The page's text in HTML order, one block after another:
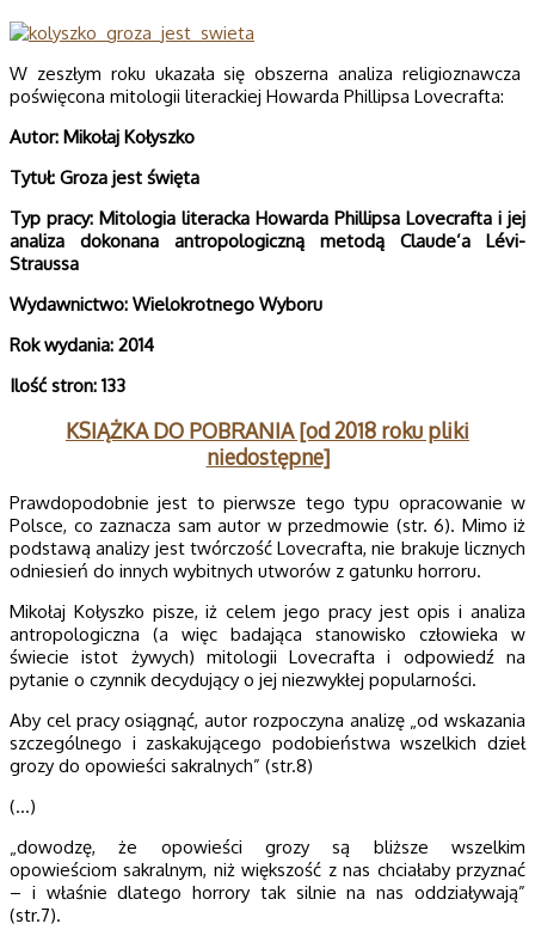
W zeszłym roku ukazała się obszerna analiza religioznawcza
poświęcona mitologii literackiej Howarda Phillipsa Lovecrafta:
Autor: Mikołaj Kołyszko
Tytuł: Groza jest święta
Typ pracy: Mitologia literacka Howarda Phillipsa Lovecrafta i jej
analiza dokonana antropologiczną metodą Claude’a Lévi-
Straussa
Wydawnictwo: Wielokrotnego Wyboru
Rok wydania: 2014
Ilość stron: 133
KSIĄŻKA DO POBRANIA [od 2018 roku pliki
niedostępne]
Prawdopodobnie jest to pierwsze tego typu opracowanie w
Polsce, co zaznacza sam autor w przedmowie (str. 6). Mimo iż
podstawą analizy jest twórczość Lovecrafta, nie brakuje licznych
odniesień do innych wybitnych utworów z gatunku horroru.
Mikołaj Kołyszko pisze, iż celem jego pracy jest opis i analiza
antropologiczna (a więc badająca stanowisko człowieka w
świecie istot żywych) mitologii Lovecrafta i odpowiedź na
pytanie o czynnik decydujący o jej niezwykłej popularności.
Aby cel pracy osiągnąć, autor rozpoczyna analizę „od wskazania
szczególnego i zaskakującego podobieństwa wszelkich dzieł
grozy do opowieści sakralnych” (str.8)
(…)
„dowodzę, że opowieści grozy są bliższe wszelkim
opowieściom sakralnym, niż większość z nas chciałaby przyznać
– i właśnie dlatego horrory tak silnie na nas oddziaływają”
(str.7).